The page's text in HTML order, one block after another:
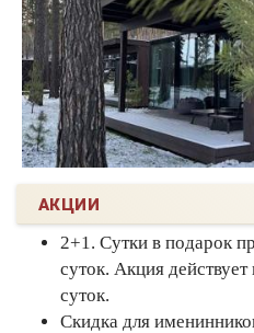
АКЦИИ
2+1. Сутки в подарок
суток. Акция
суток.
Скидка для